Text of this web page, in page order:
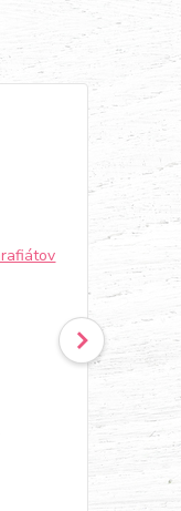
Novinka
Karaf
32,90 €/